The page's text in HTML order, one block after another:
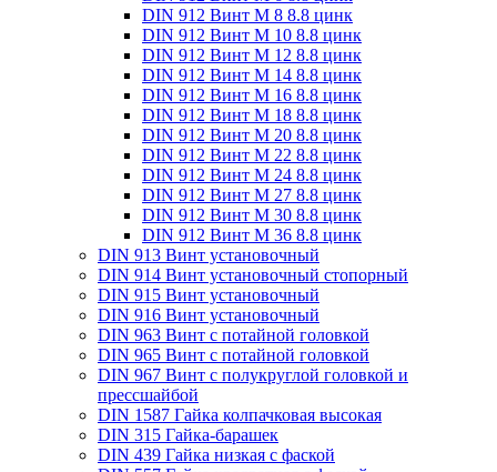
DIN 912 Винт М 8 8.8 цинк
DIN 912 Винт М 10 8.8 цинк
DIN 912 Винт М 12 8.8 цинк
DIN 912 Винт М 14 8.8 цинк
DIN 912 Винт М 16 8.8 цинк
DIN 912 Винт М 18 8.8 цинк
DIN 912 Винт М 20 8.8 цинк
DIN 912 Винт М 22 8.8 цинк
DIN 912 Винт М 24 8.8 цинк
DIN 912 Винт М 27 8.8 цинк
DIN 912 Винт М 30 8.8 цинк
DIN 912 Винт М 36 8.8 цинк
DIN 913 Винт установочный
DIN 914 Винт установочный стопорный
DIN 915 Винт установочный
DIN 916 Винт установочный
DIN 963 Винт с потайной головкой
DIN 965 Винт с потайной головкой
DIN 967 Винт с полукруглой головкой и
прессшайбой
DIN 1587 Гайка колпачковая высокая
DIN 315 Гайка-барашек
DIN 439 Гайка низкая с фаской